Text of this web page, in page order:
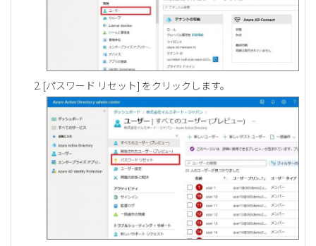
[パスワード リセット] をクリックします。